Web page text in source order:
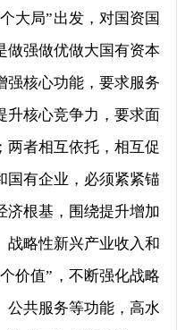
大局”出发，对国资国
做强做优做大国有资本
强核心功能，要求服务
升核心竞争力，要求面
两者相互依托，相互促
国有企业，必须紧紧锚
济根基，围绕提升增加
战略性新兴产业收入和
价值”，不断强化战略
公共服务等功能，高水